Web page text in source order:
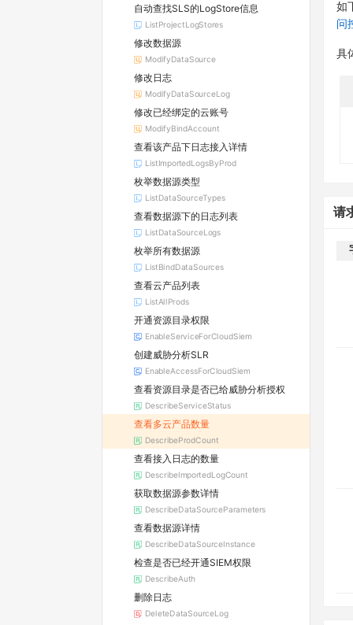
自动查找SLS的LogStore信息
ListProjectLogStores
修改数据源
ModifyDataSource
修改日志
ModifyDataSourceLog
修改已经绑定的云账号
ModifyBindAccount
查看该产品下日志接入详情
ListImportedLogsByProd
枚举数据源类型
ListDataSourceTypes
查看数据源下的日志列表
ListDataSourceLogs
枚举所有数据源
ListBindDataSources
查看云产品列表
ListAllProds
开通资源目录权限
EnableServiceForCloudSiem
创建威胁分析SLR
EnableAccessForCloudSiem
查看资源目录是否已给威胁分析授权
DescribeServiceStatus
查看多云产品数量
DescribeProdCount
查看接入日志的数量
DescribeImportedLogCount
获取数据源参数详情
DescribeDataSourceParameters
查看数据源详情
DescribeDataSourceInstance
检查是否已经开通SIEM权限
DescribeAuth
删除日志
DeleteDataSourceLog
如
问
具
请